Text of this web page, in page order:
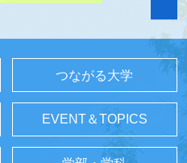
つながる大学
EVENT＆TOPICS